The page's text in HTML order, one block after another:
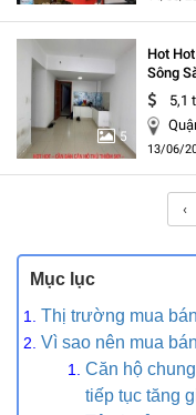
5
Hot
Sông
5,1
13/06/
‹
Mục lục
Thị trường mua
Vì sao nên mua
Căn hộ
tiếp tục tăng